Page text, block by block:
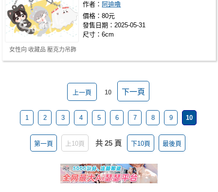
女性向 收藏品 壓克力吊飾
作者： 阿迪嚕
價格：80元
發售日期：2025-05-31
尺寸：6cm
上一頁 10 下一頁
1 2 3 4 5 6 7 8 9 10
第一頁 上10頁 共 25 頁 下10頁 最後頁